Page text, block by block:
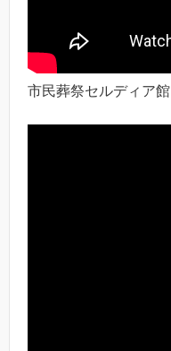
市民葬祭セルディア館